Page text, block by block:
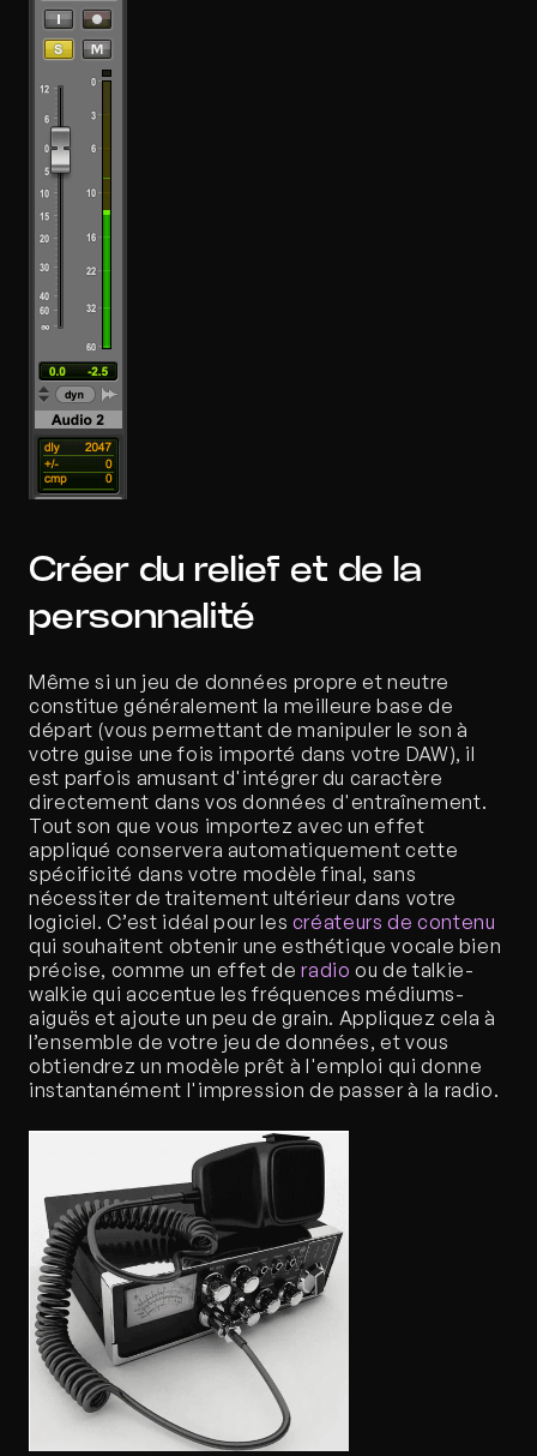
Créer du relief et de la
personnalité
Même si un jeu de données propre et neutre
constitue généralement la meilleure base de
départ (vous permettant de manipuler le son à
votre guise une fois importé dans votre DAW), il
est parfois amusant d'intégrer du caractère
directement dans vos données d'entraînement.
Tout son que vous importez avec un effet
appliqué conservera automatiquement cette
spécificité dans votre modèle final, sans
nécessiter de traitement ultérieur dans votre
logiciel. C’est idéal pour les
qui souhaitent obtenir une esthétique vocale bien
précise, comme un effet de radio ou de talkie-
walkie qui accentue les fréquences médiums-
aiguës et ajoute un peu de grain. Appliquez cela à
l’ensemble de votre jeu de données, et vous
obtiendrez un modèle prêt à l'emploi qui donne
instantanément l'impression de passer à la radio.